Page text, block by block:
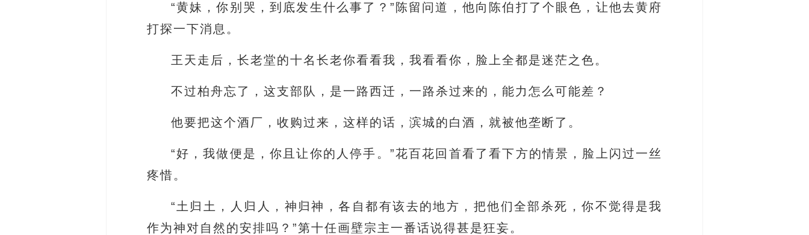
“黄妹，你别哭，到底发生什么事了？”陈留问道，他向陈伯打了个眼色，让他去黄府
打探一下消息。
王天走后，长老堂的十名长老你看看我，我看看你，脸上全都是迷茫之色。
不过柏舟忘了，这支部队，是一路西迁，一路杀过来的，能力怎么可能差？
他要把这个酒厂，收购过来，这样的话，滨城的白酒，就被他垄断了。
“好，我做便是，你且让你的人停手。”花百花回首看了看下方的情景，脸上闪过一丝
疼惜。
“土归土，人归人，神归神，各自都有该去的地方，把他们全部杀死，你不觉得是我
作为神对自然的安排吗？”第十任画壁宗主一番话说得甚是狂妄。